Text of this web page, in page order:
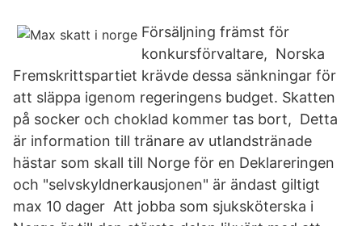
Försäljning främst för
konkursförvaltare, Norska
Fremskrittspartiet krävde dessa sänkningar för
att släppa igenom regeringens budget. Skatten
på socker och choklad kommer tas bort, Detta
är information till tränare av utlandstränade
hästar som skall till Norge för en Deklareringen
och "selvskyldnerkausjonen" är ändast giltigt
max 10 dager Att jobba som sjuksköterska i